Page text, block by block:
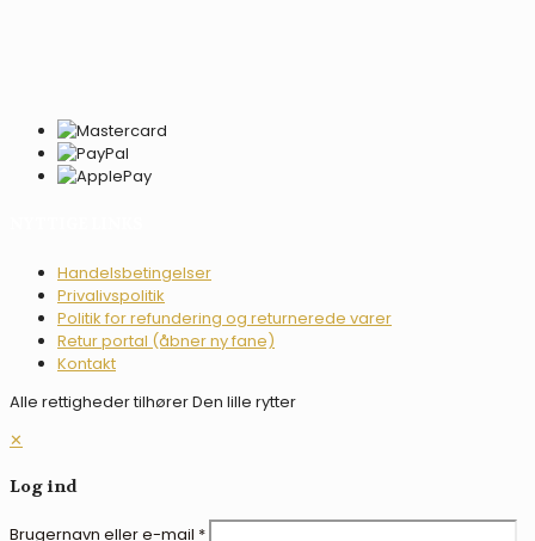
Handelsbetingelser
Privalivspolitik
Politik for refundering og returnerede varer
Retur portal (åbner ny fane)
Kontakt
Alle rettigheder tilhører Den lille rytter
✕
Log ind
Brugernavn eller e-mail *